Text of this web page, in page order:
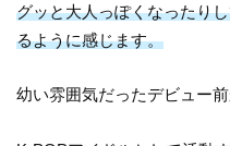
グッと大人っぽくなったり
るように感じます。
幼い雰囲気だったデビュー